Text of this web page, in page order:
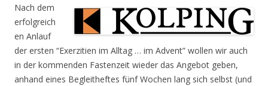
Nach dem
erfolgreich
en Anlauf
der ersten “Exerzitien im Alltag … im Advent” wollen wir auch
in der kommenden Fastenzeit wieder das Angebot geben,
anhand eines Begleitheftes fünf Wochen lang sich selbst (und